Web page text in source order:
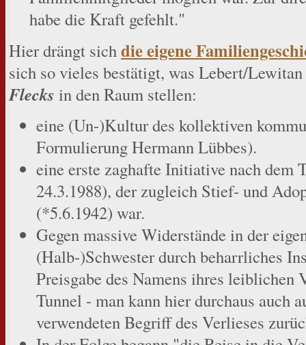
habe die Kraft gefehlt."
Hier drängt sichdie eigene
sich so vieles bestätigt, was Lebert/
Flecks in den Raum stellen:
eine (Un-)Kultur des kollektiven
Formulierung Hermann Lübbes).
eine erste zaghafte Initiative nach dem
24.3.1988), der zugleich Stief- und
(*5.6.1942) war.
Gegen massive Widerstände in der
(Halb-)Schwester durch beharrliches
Preisgabe des Namens ihres
Tunnel - man kann hier durchaus auch
verwendeten Begriff des Verlieses